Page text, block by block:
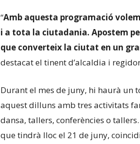
“Amb aquesta programació
i a tota la ciutadania. Apostem
que converteix la ciutat en un
destacat el tinent d’alcaldia i
Durant el mes de juny, hi haurà un
aquest dilluns amb tres activitats
dansa, tallers, conferències o
que tindrà lloc el 21 de juny,